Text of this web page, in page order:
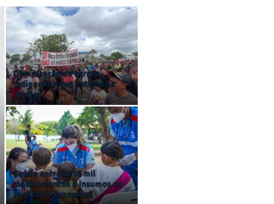
Demarcação de terras
indígenas trava batalha na
Justiça
Saúde entrega 18 mil
medicamentos e insumos ao
território Yanomami